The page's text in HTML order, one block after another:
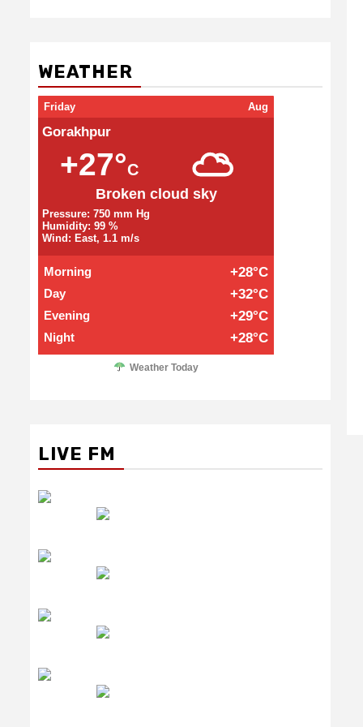
WEATHER
Friday Aug
Gorakhpur
+27°C
Broken cloud sky
Pressure: 750 mm Hg
Humidity: 99 %
Wind: East, 1.1 m/s
Morning +28°C
Day +32°C
Evening +29°C
Night +28°C
Weather Today
LIVE FM